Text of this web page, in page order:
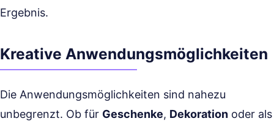
Ergebnis.
Kreative Anwendungsmöglichkeiten
Die Anwendungsmöglichkeiten sind nahezu
unbegrenzt. Ob für Geschenke, Dekoration oder als